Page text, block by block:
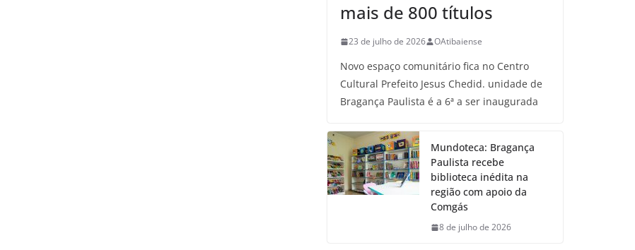
mais de 800 títulos
23 de julho de 2026 OAtibaiense
Novo espaço comunitário fica no Centro
Cultural Prefeito Jesus Chedid. unidade de
Bragança Paulista é a 6ª a ser inaugurada
Mundoteca: Bragança
Paulista recebe
biblioteca inédita na
região com apoio da
Comgás
8 de julho de 2026